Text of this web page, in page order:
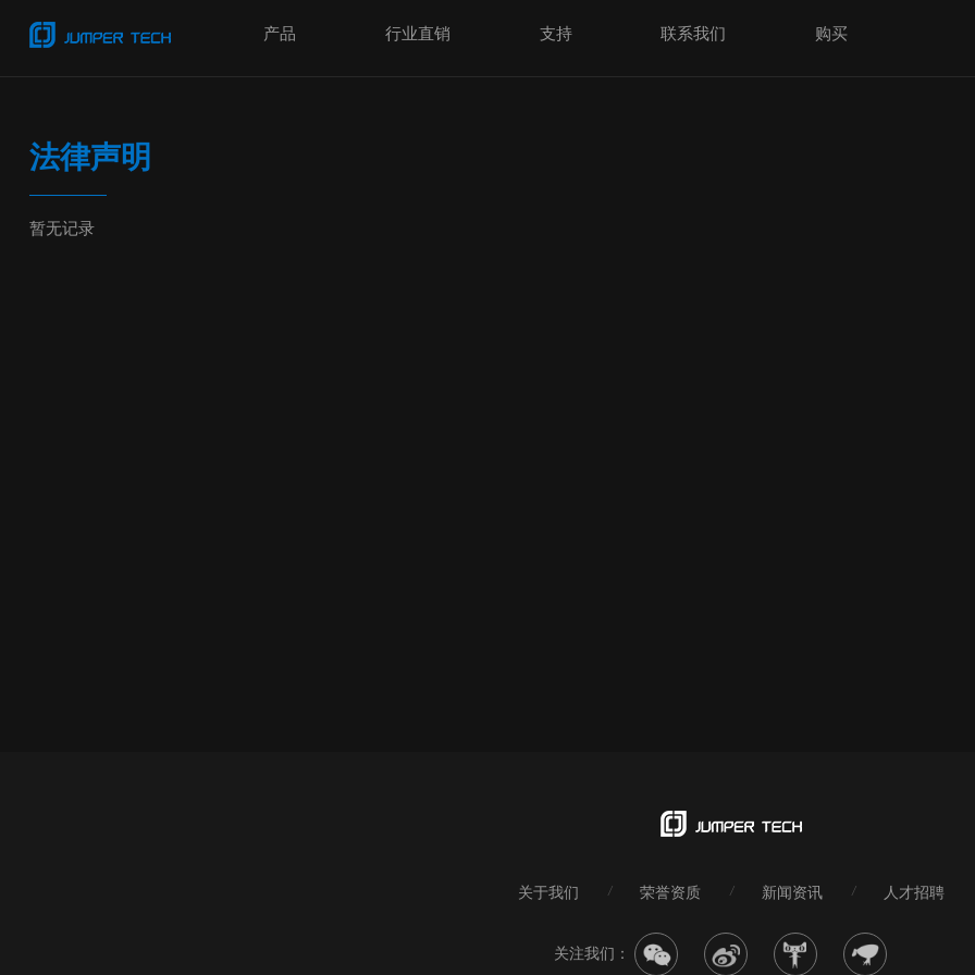
产品 行业直销 支持 联系我们 购买
法律声明
暂无记录
关于我们 荣誉资质 新闻资讯 人才招聘
关注我们：